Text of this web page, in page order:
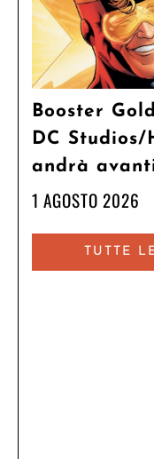
Booster
DC Studios/
andrà
1 AGOSTO 2026
TUTTE